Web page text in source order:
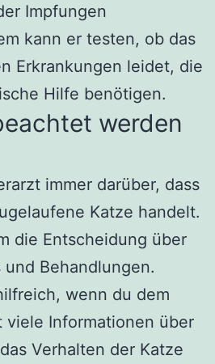
Impfungen
kann er testen, ob das
Erkrankungen leidet, die
Hilfe benötigen.
werden
immer darüber, dass
Katze handelt.
die Entscheidung über
Behandlungen.
wenn du dem
viele Informationen über
Verhalten der Katze